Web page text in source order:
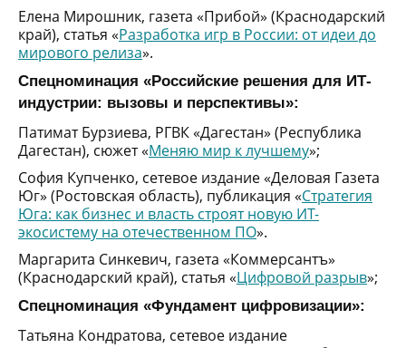
Елена Мирошник, газета «Прибой» (Краснодарский
край), статья «Разработка игр в России: от идеи до
мирового релиза».
Спецноминация «Российские решения для ИТ-
индустрии: вызовы и перспективы»:
Патимат Бурзиева, РГВК «Дагестан» (Республика
Дагестан), сюжет «Меняю мир к лучшему»;
София Купченко, сетевое издание «Деловая Газета
Юг» (Ростовская область), публикация «Стратегия
Юга: как бизнес и власть строят новую ИТ-
экосистему на отечественном ПО».
Маргарита Синкевич, газета «Коммерсантъ»
(Краснодарский край), статья «Цифровой разрыв»;
Спецноминация «Фундамент цифровизации»:
Татьяна Кондратова, сетевое издание